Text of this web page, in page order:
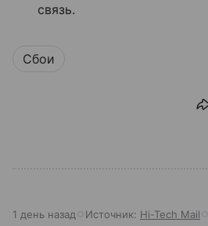
связь.
Сбои
1 день назад Источник: Hi-Tech Mail